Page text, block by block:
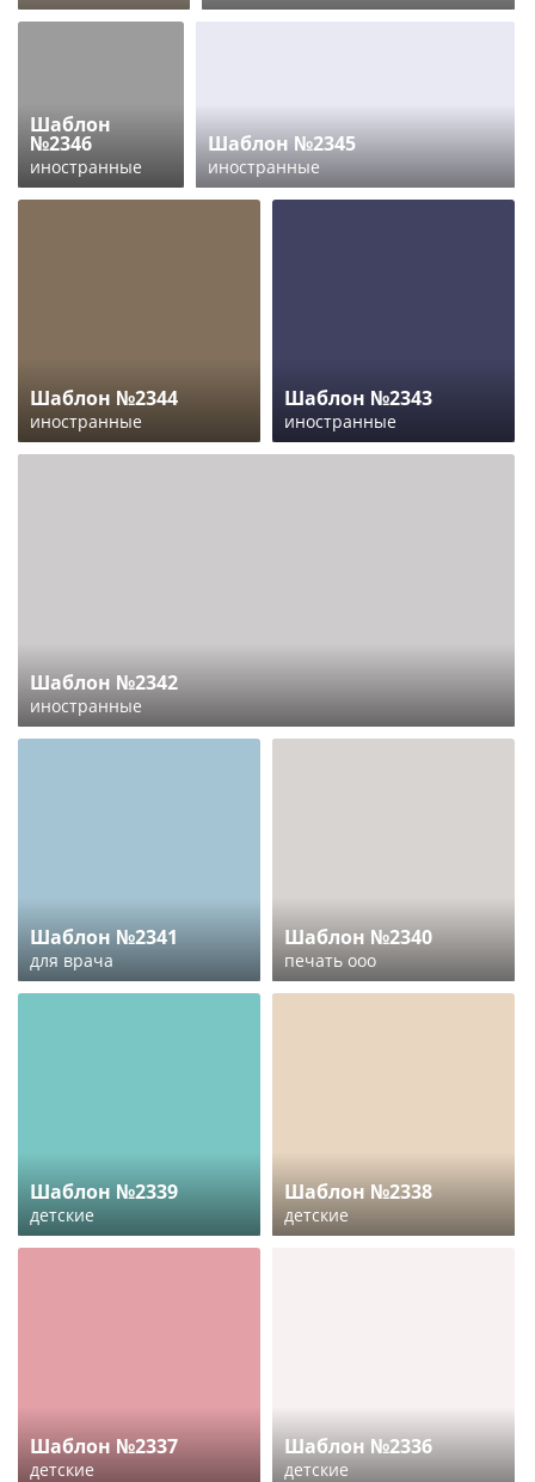
Шаблон
№2346
иностранные
Шаблон №2345
иностранные
Шаблон №2344
иностранные
Шаблон №2343
иностранные
Шаблон №2342
иностранные
Шаблон №2341
для врача
Шаблон №2340
печать ооо
Шаблон №2339
детские
Шаблон №2338
детские
Шаблон №2337
детские
Шаблон №2336
детские